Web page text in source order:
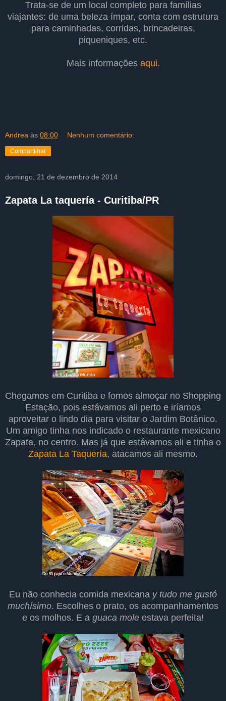
Trata-se de um local completo para famílias
viajantes: de uma beleza ímpar, conta com estrutura
para caminhadas, corridas, brincadeiras,
piqueniques, etc.
Mais informações aqui.
Andrea às 08:00 Nenhum comentário:
Compartilhar
domingo, 21 de dezembro de 2014
Zapata La taquería - Curitiba/PR
Chegamos em Curitiba e fomos almoçar no Shopping
Estação, pois estávamos ali perto e iríamos
aproveitar o lindo dia para visitar o Jardim Botânico.
Um amigo tinha nos indicado o restaurante mexicano
Zapata, no centro. Mas já que estávamos ali e tinha o
Zapata La Taquería, atacamos ali mesmo.
Eu não conhecia comida mexicana y tudo me gustó
muchísimo. Escolhes o prato, os acompanhamentos
e os molhos. E a guaca mole estava perfeita!